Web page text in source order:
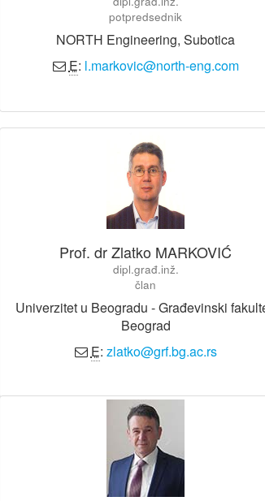
potpredsednik
NORTH Engineering, Subotica
E: l.markovic@north-eng.com
Prof. dr Zlatko MARKOVIĆ
dipl.građ.inž.
član
Univerzitet u Beogradu - Građevinski
Beograd
E: zlatko@grf.bg.ac.rs